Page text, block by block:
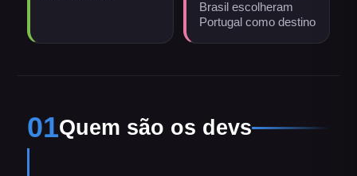
Brasil escolheram
Portugal como destino
01Quem são os devs